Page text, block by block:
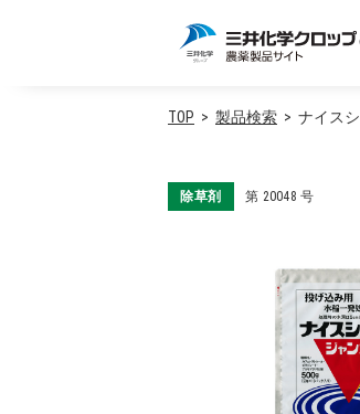
TOP 製品検索 ナイス
除草剤 第 20048号